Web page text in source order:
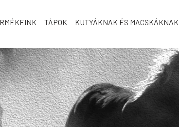
TÁPOK KUTYÁKNAK ÉS MACSKÁKNAK